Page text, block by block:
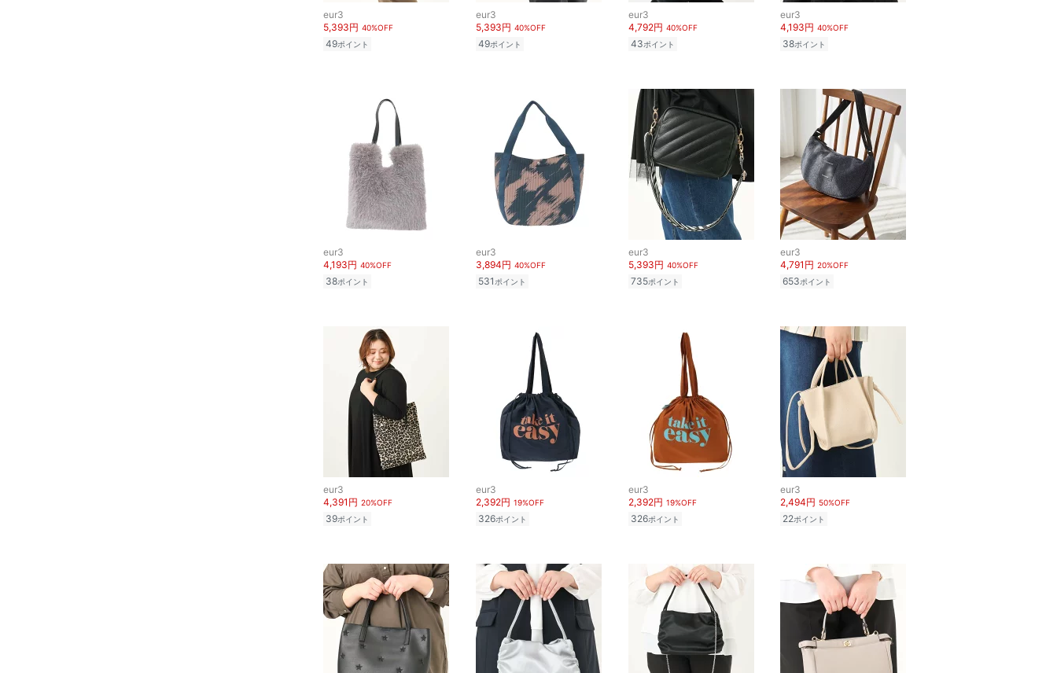
eur3
5,393円 40%OFF
49ポイント
eur3
5,393円 40%OFF
49ポイント
eur3
4,792円 40%OFF
43ポイント
eur3
4,193円 40%OFF
38ポイント
eur3
4,193円 40%OFF
38ポイント
eur3
3,894円 40%OFF
531 ポイント
eur3
5,393円 40%OFF
735ポイント
eur3
4,791円 20%OFF
653ポイント
eur3
4,391円 20%OFF
39ポイント
eur3
2,392円 19%OFF
326ポイント
eur3
2,392円 19%OFF
326ポイント
eur3
2,494円 50%OFF
22ポイント